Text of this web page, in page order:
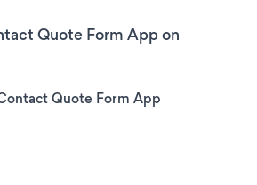
Quote Form App on
Quote Form App